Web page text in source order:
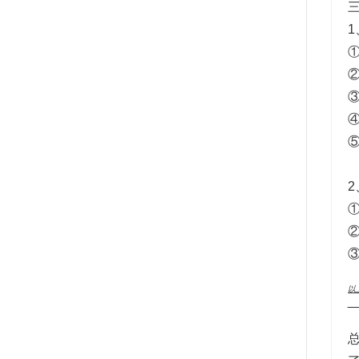
1
①
②
③
④
⑤
2
①
②
③
以